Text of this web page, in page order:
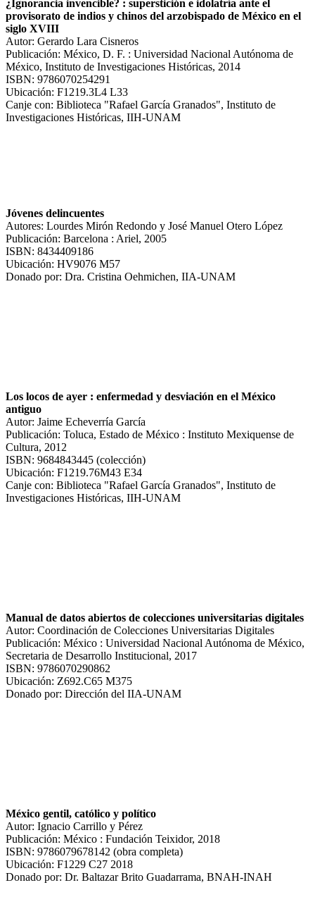
¿Ignorancia invencible? : superstición e idolatría ante el
provisorato de indios y chinos del arzobispado de México en el
siglo XVIII
Autor: Gerardo Lara Cisneros
Publicación: México, D. F. : Universidad Nacional Autónoma de
México, Instituto de Investigaciones Históricas, 2014
ISBN: 9786070254291
Ubicación: F1219.3L4 L33
Canje con: Biblioteca "Rafael García Granados", Instituto de
Investigaciones Históricas, IIH-UNAM
Jóvenes delincuentes
Autores: Lourdes Mirón Redondo y José Manuel Otero López
Publicación: Barcelona : Ariel, 2005
ISBN: 8434409186
Ubicación: HV9076 M57
Donado por: Dra. Cristina Oehmichen, IIA-UNAM
Los locos de ayer : enfermedad y desviación en el México
antiguo
Autor: Jaime Echeverría García
Publicación: Toluca, Estado de México : Instituto Mexiquense de
Cultura, 2012
ISBN: 9684843445 (colección)
Ubicación: F1219.76M43 E34
Canje con: Biblioteca "Rafael García Granados", Instituto de
Investigaciones Históricas, IIH-UNAM
Manual de datos abiertos de colecciones universitarias digitales
Autor: Coordinación de Colecciones Universitarias Digitales
Publicación: México : Universidad Nacional Autónoma de México,
Secretaria de Desarrollo Institucional, 2017
ISBN: 9786070290862
Ubicación: Z692.C65 M375
Donado por: Dirección del IIA-UNAM
México gentil, católico y político
Autor: Ignacio Carrillo y Pérez
Publicación: México : Fundación Teixidor, 2018
ISBN: 9786079678142 (obra completa)
Ubicación: F1229 C27 2018
Donado por: Dr. Baltazar Brito Guadarrama, BNAH-INAH